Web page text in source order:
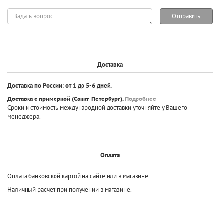
Задать
вопрос
Отправить
Доставка
Доставка по России:от 1 до 5-6 дней.
Доставка с примеркой(Санкт-Петербург).Подробнее
Сроки и стоимость международной доставки уточняйте у Вашего
менеджера.
Оплата
Оплата банковской картой на сайте или в магазине.
Наличный расчет при получении в магазине.